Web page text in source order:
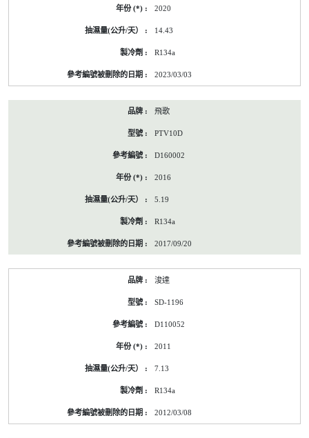
2020
14.43
R134a
2023/03/03
飛歌
PTV10D
D160002
2016
5.19
R134a
2017/09/20
浚達
SD-1196
D110052
2011
7.13
R134a
2012/03/08